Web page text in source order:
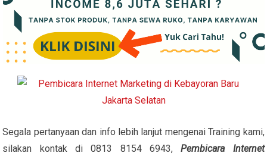
Segala pertanyaan dan info lebih lanjut mengenai Training kami,
silakan kontak di 0813 8154 6943,Pembicara Internet